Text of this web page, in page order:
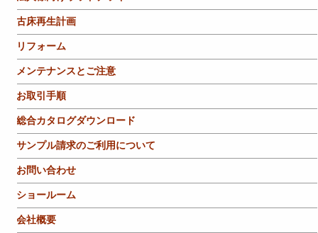
古床再生計画
リフォーム
メンテナンスとご注意
お取引手順
総合カタログダウンロード
サンプル請求のご利用について
お問い合わせ
ショールーム
会社概要